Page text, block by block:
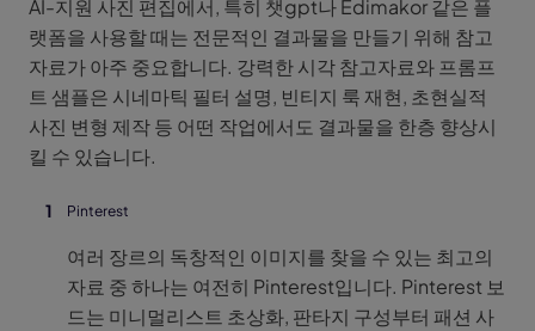
AI-지원 사진 편집에서, 특히 챗gpt나 Edimakor 같은 플
랫폼을 사용할 때는 전문적인 결과물을 만들기 위해 참고
자료가 아주 중요합니다. 강력한 시각 참고자료와 프롬프
트 샘플은 시네마틱 필터 설명, 빈티지 룩 재현, 초현실적
사진 변형 제작 등 어떤 작업에서도 결과물을 한층 향상시
킬 수 있습니다.
Pinterest
여러 장르의 독창적인 이미지를 찾을 수 있는 최고의
자료 중 하나는 여전히 Pinterest입니다. Pinterest 보
드는 미니멀리스트 초상화, 판타지 구성부터 패션 사